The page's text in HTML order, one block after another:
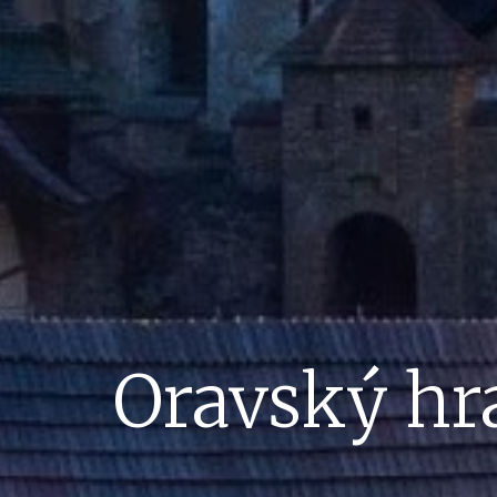
Oravský